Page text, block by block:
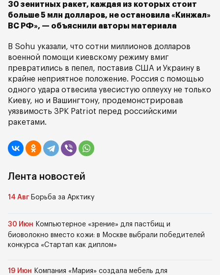
30 зенитных ракет, каждая из которых стоит
больше 5 млн долларов, не остановила «Кинжал»
ВС РФ», — объяснили авторы материала
В Sohu указали, что сотни миллионов долларов
военной помощи киевскому режиму вмиг
превратились в пепел, поставив США и Украину в
крайне неприятное положение. Россия с помощью
одного удара отвесила увесистую оплеуху не только
Киеву, но и Вашингтону, продемонстрировав
уязвимость ЗРК Patriot перед российскими
ракетами.
Лента новостей
14 Авг Борьба за Арктику
30 Июн Компьютерное «зрение» для пастбищ и
биоволокно вместо кожи: в Москве выбрали победителей
конкурса «Стартап как диплом»
19 Июн Компания «Мария» создала мебель для